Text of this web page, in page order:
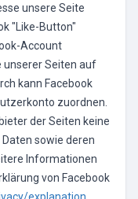
unsere Seite
"Like-Button"
Account
unserer Seiten auf
kann Facebook
zuordnen.
der Seiten keine
sowie deren
Informationen
von Facebook
explanation